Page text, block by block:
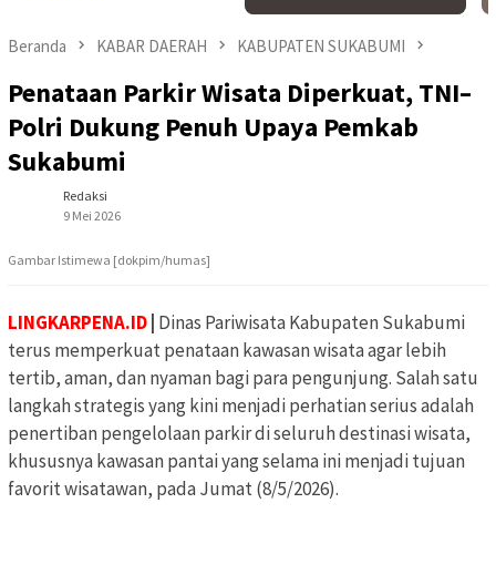
Beranda KABAR DAERAH KABUPATEN SUKABUMI
Penataan Parkir Wisata Diperkuat, TNI–
Polri Dukung Penuh Upaya Pemkab
Sukabumi
Redaksi
9 Mei 2026
Gambar Istimewa [dokpim/humas]
LINGKARPENA.ID Dinas Pariwisata Kabupaten Sukabumi
terus memperkuat penataan kawasan wisata agar lebih
tertib, aman, dan nyaman bagi para pengunjung. Salah satu
langkah strategis yang kini menjadi perhatian serius adalah
penertiban pengelolaan parkir di seluruh destinasi wisata,
khususnya kawasan pantai yang selama ini menjadi tujuan
favorit wisatawan, pada Jumat (8/5/2026).